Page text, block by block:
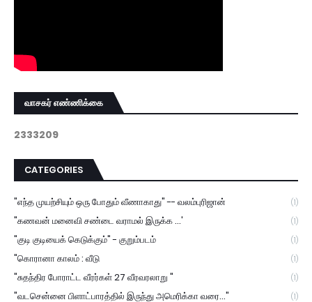
வாசகர் எண்ணிக்கை
2333209
CATEGORIES
"எந்த முயற்சியும் ஒரு போதும் வீணாகாது" -- வலம்புரிஜான் (1)
"கணவன் மனைவி சண்டை வராமல் இருக்க ...' (1)
"குடி குடியைக் கெடுக்கும்" - குறும்படம் (1)
"கொரானா காலம் : வீடு (1)
"சுதந்திர போராட்ட வீரர்கள் 27 வீரவரலாறு " (1)
"வடசென்னை பிளாட்பாரத்தில் இருந்து அமெரிக்கா வரை..." (1)